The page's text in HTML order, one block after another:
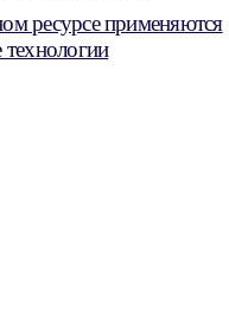
ресурсе применяются
технологии